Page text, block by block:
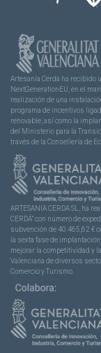
Artesanía Cerdá ha recibido
NextGenerationEU, en el
realización de una
programa de incentivos
renovable, así como la
del Ministerio para la
través de la Consellería de
ARTESANIA CERDA SL, ha
CERDÁ” con número de
subvención de 40.465,62 €
la sexta fase de
mejorar la competitividad y
Valenciana de diversos
Comercio y Turismo.